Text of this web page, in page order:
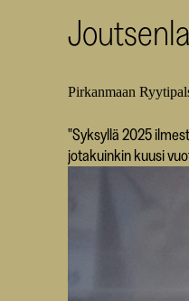
Pirkanmaan
"Syksyllä 2025
jotakuinkin kuusi